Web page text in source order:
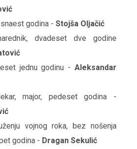
godina - Stojša Oljačić
dvadeset dve godine
jednu godinu - Aleksandar
major, pedeset godina -
vojnog roka, bez nošenja
godina - Dragan Sekulić